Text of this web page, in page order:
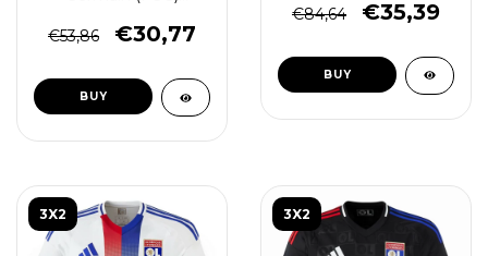
Torcedor Masculino -
Azul Vermelho
€53,86 €30,77
BUY
€84,64
€35,39
BUY
3X2 3X2